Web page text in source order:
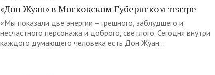
«Дон Жуан» в Московском Губернском театре
«Мы показали две энергии – грешного, заблудшего и
несчастного персонажа и доброго, светлого. Сегодня внутри
каждого думающего человека есть Дон Жуан...